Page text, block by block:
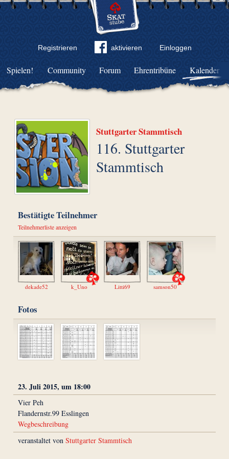
Registrieren aktivieren Einloggen
Community Forum Ehrentribüne Kalender
Spielen!
Stuttgarter Stammtisch
116. Stuttgarter
Stammtisch
Bestätigte Teilnehmer
Teilnehmerliste anzeigen
dekade52 k_Uno Litti69 samson50
Fotos
23. Juli 2015, um 18:00
Vier Peh
Flandernstr.99 Esslingen
Wegbeschreibung
veranstaltet von Stuttgarter Stammtisch